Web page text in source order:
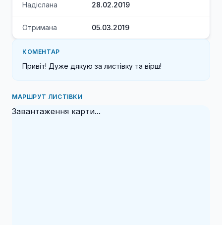
Надіслана 28.02.2019
Отримана 05.03.2019
КОМЕНТАР
Привіт! Дуже дякую за листівку та вірш!
МАРШРУТ ЛИСТІВКИ
Завантаження карти...